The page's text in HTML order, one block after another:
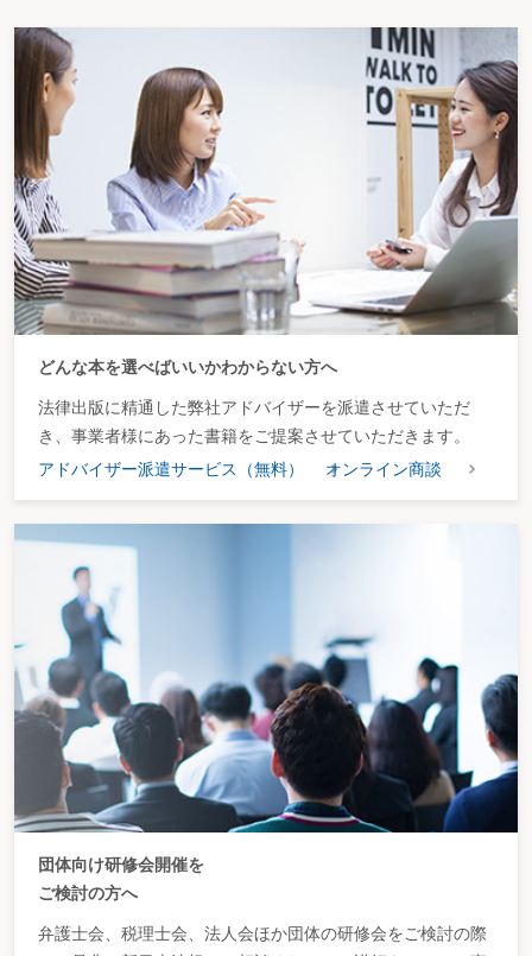
どんな本を選べばいいかわからない方へ
法律出版に精通した弊社アドバイザーを派遣させていただ
き、事業者様にあった書籍をご提案させていただきます。
アドバイザー派遣サービス（無料）
オンライン商談
団体向け研修会開催を
ご検討の方へ
弁護士会、税理士会、法人会ほか団体の研修会をご検討の際